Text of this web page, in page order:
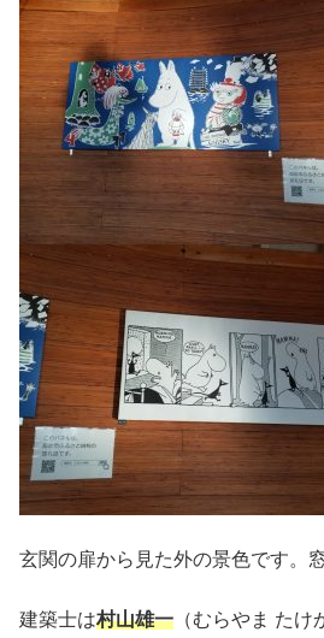
玄関の扉から見た外の景色です。
建築士は村山雄一 （むらやま た